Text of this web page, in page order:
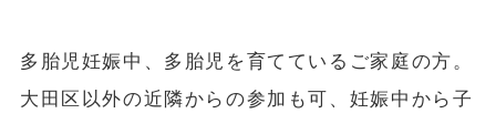
多胎児妊娠中、多胎児を育てているご家庭の方。
大田区以外の近隣からの参加も可、妊娠中から子